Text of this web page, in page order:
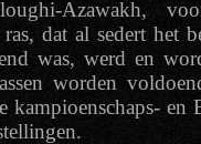
Azawakh,
dat al sedert het
was, werd en
worden
en